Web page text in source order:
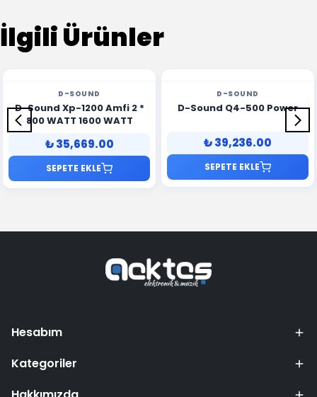
İlgili Ürünler
D-SOUND
D-Sound Xp-1200 Amfi 2 *
800 WATT 1600 WATT
₺ 35,669.00
SEPETE EKLE
D-SOUND
D-Sound Q4-500 Power
₺ 39,236.00
SEPETE EKLE
Hesabım
Kategoriler